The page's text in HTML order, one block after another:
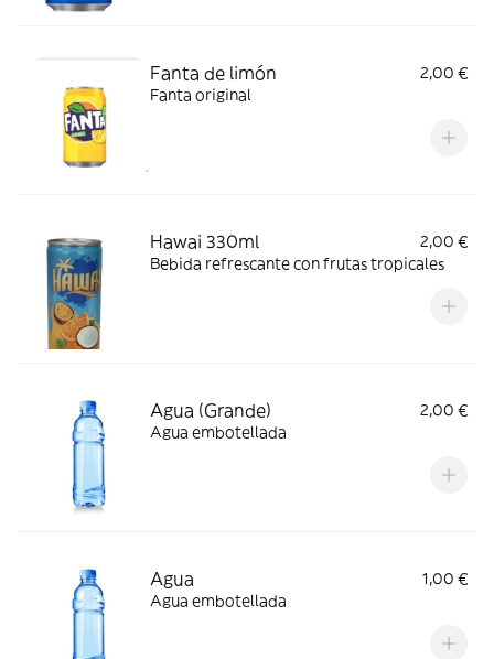
Fanta de limón
2,00 €
Fanta original
Hawai 330ml
2,00 €
Bebida refrescante con frutas tropicales
Agua (Grande)
2,00 €
Agua embotellada
Agua
1,00 €
Agua embotellada